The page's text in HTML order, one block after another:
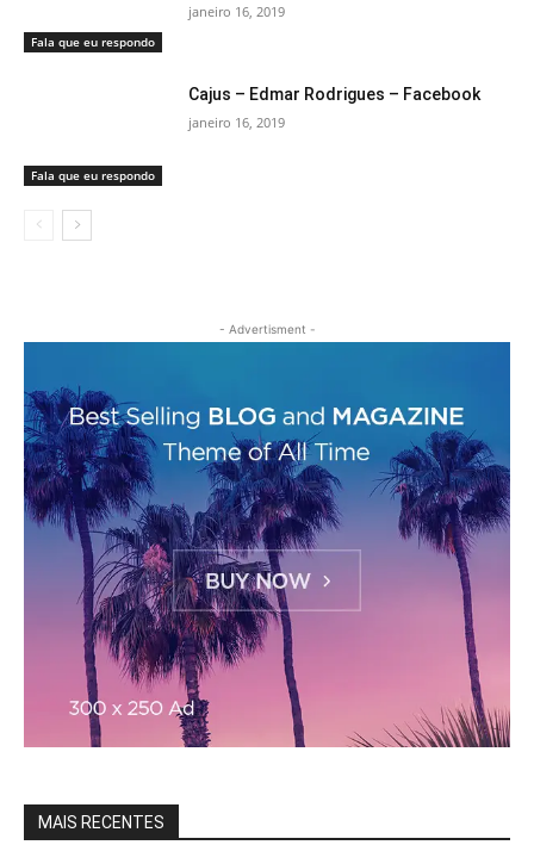
Fala que eu respondo
janeiro 16, 2019
Fala que eu respondo
Cajus – Edmar Rodrigues – Facebook
janeiro 16, 2019
- Advertisment -
MAIS RECENTES